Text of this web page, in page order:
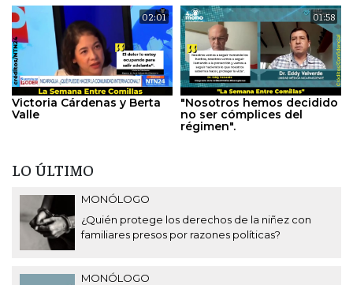
02:01
Victoria Cárdenas y Berta
Valle
01:58
"Nosotros hemos decidido
no ser cómplices del
régimen".
LO ÚLTIMO
MONÓLOGO
¿Quién protege los derechos de la niñez con
familiares presos por razones políticas?
MONÓLOGO